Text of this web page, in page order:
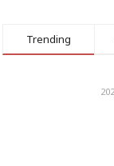
Trending